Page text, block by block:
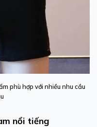
phù hợp với nhiều nhu cầu
nổi tiếng